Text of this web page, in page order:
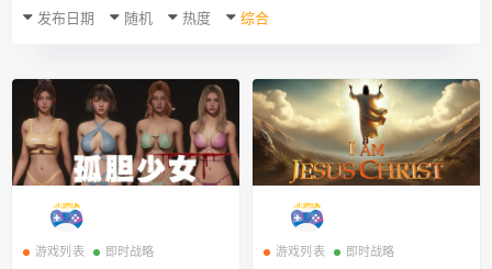
发布日期 随机 热度 综合
游戏列表 即时战略 游戏列表 即时战略